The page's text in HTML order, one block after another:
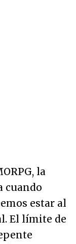
la
cuando
estar al
El límite de